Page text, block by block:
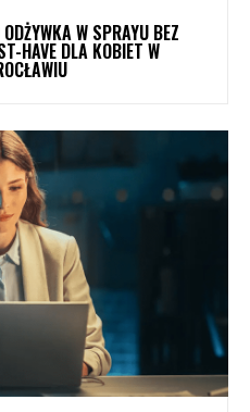
W SPRAYU BEZ
HAVE DLA KOBIET W